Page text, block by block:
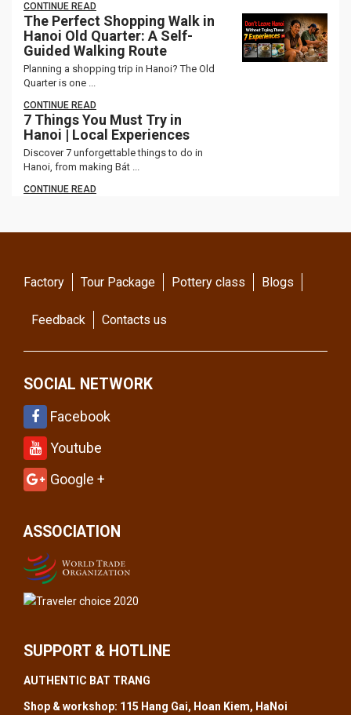
CONTINUE READ
The Perfect Shopping Walk in
Hanoi Old Quarter: A Self-
Guided Walking Route
Planning a shopping trip in Hanoi? The Old
Quarter is one ...
CONTINUE READ
7 Things You Must Try in
Hanoi | Local Experiences
Discover 7 unforgettable things to do in
Hanoi, from making Bát ...
CONTINUE READ
Factory Tour Package Pottery class Blogs
Feedback Contacts us
SOCIAL NETWORK
Facebook
Youtube
Google +
ASSOCIATION
SUPPORT & HOTLINE
AUTHENTIC BAT TRANG
Shop & workshop: 115 Hang Gai, Hoan Kiem, HaNoi